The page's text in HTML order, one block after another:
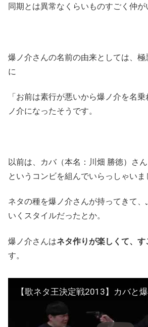
同期とは異常なくらいものすごく仲が
爆ノ介さんの名前の由来としては、
に
「お前は素行が悪いから爆ノ介を名
ノ介になったそうです。
以前は、カバ（本名：川畑 勝徳）さん
というコンビを組んでいらっしゃいま
ネタの種を爆ノ介さんが持ってきて
いくスタイルだったとか。
爆ノ介さんはネタ作りが楽しくて、す
す。
【歌ネタ王決定戦2013】カバと